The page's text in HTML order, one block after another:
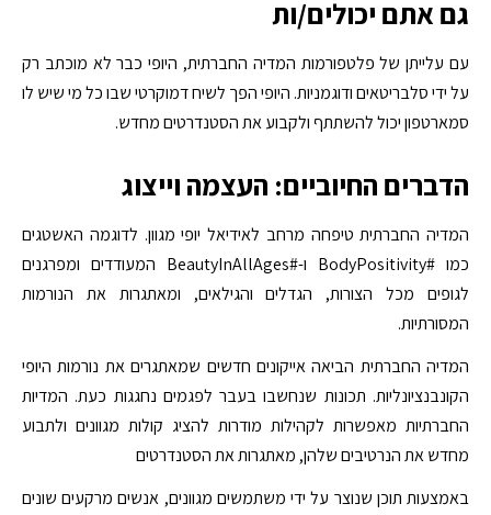
גם אתם יכולים/ות
עם עלייתן של פלטפורמות המדיה החברתית, היופי כבר לא מוכתב רק
על ידי סלבריטאים ודוגמניות. היופי הפך לשיח דמוקרטי שבו כל מי שיש לו
סמארטפון יכול להשתתף ולקבוע את הסטנדרטים מחדש.
הדברים החיוביים: העצמה וייצוג
המדיה החברתית טיפחה מרחב לאידיאל יופי מגוון. לדוגמה האשטגים
כמו #BodyPositivity ו-#BeautyInAllAges המעודדים ומפרגנים
לגופים מכל הצורות, הגדלים והגילאים, ומאתגרות את הנורמות
המסורתיות.
המדיה החברתית הביאה אייקונים חדשים שמאתגרים את נורמות היופי
הקונבנציונליות. תכונות שנחשבו בעבר לפגמים נחגגות כעת. המדיות
החברתיות מאפשרות לקהילות מודרות להציג קולות מגוונים ולתבוע
מחדש את הנרטיבים שלהן, מאתגרות את הסטנדרטים
באמצעות תוכן שנוצר על ידי משתמשים מגוונים, אנשים מרקעים שונים